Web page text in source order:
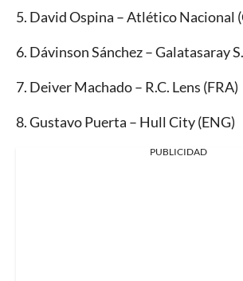
5.⁠ ⁠David Ospina – Atlético Nacional
6.⁠ ⁠Dávinson Sánchez – Galatasaray
7.⁠ ⁠Deiver Machado – R.C. Lens (FRA)
8.⁠ ⁠Gustavo Puerta – Hull City (ENG)
PUBLICIDAD